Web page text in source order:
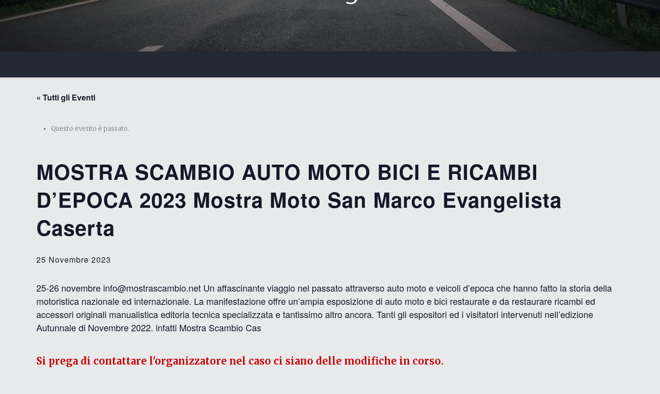
« Tutti gli Eventi
Questo evento è passato.
MOSTRA SCAMBIO AUTO MOTO BICI E RICAMBI
D’EPOCA 2023 Mostra Moto San Marco Evangelista
Caserta
25 Novembre 2023
25-26 novembre info@mostrascambio.net Un affascinante viaggio nel passato attraverso auto moto e veicoli d’epoca che hanno fatto la storia della
motoristica nazionale ed internazionale. La manifestazione offre un’ampia esposizione di auto moto e bici restaurate e da restaurare ricambi ed
accessori originali manualistica editoria tecnica specializzata e tantissimo altro ancora. Tanti gli espositori ed i visitatori intervenuti nell’edizione
Autunnale di Novembre 2022. infatti Mostra Scambio Cas
Si prega di contattare l'organizzatore nel caso ci siano delle modifiche in corso.